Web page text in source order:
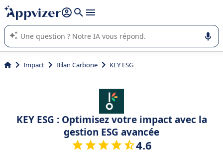
répondre (plusieurs lignes avec
L'IA de Appvizer vous guide dans l'utilisation ou la sélection de
logiciel SaaS en entreprise.
Impact Bilan Carbone KEY ESG
KEY ESG : Optimisez votre impact avec la
gestion ESG avancée
4.6